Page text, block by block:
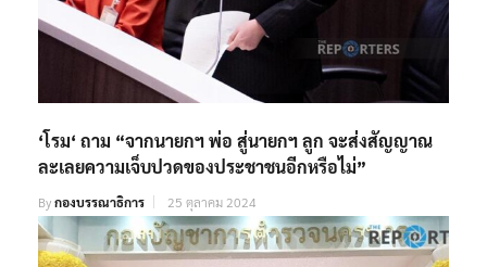
‘โรม‘ ถาม “จากนายกฯ พ่อ สู่นายกฯ ลูก จะส่งสัญญาณ
ละเลยความเจ็บปวดของประชาชนอีกหรือไม่”
Byกองบรรณาธิการ 25 ตุลาคม 2024